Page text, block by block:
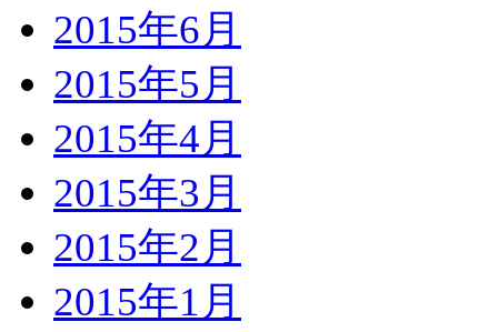
2015年6月
2015年5月
2015年4月
2015年3月
2015年2月
2015年1月